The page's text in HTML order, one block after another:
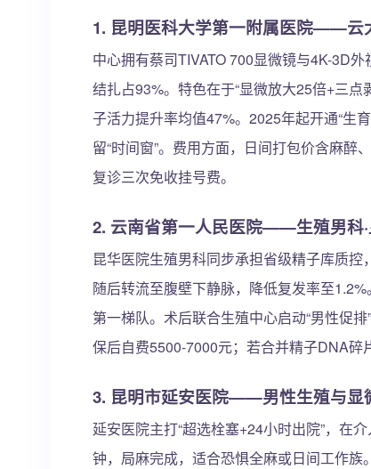
1. 昆明医科大学第一附属医院——云
中心拥有蔡司TIVATO 700显微镜与4K-3D
结扎占93%。特色在于“显微放大25倍+三
子活力提升率均值47%。2025年起开通“生
留“时间窗”。费用方面，日间打包价含麻醉
复诊三次免收挂号费。
2. 云南省第一人民医院——生殖男科
昆华医院生殖男科同步承担省级精子库质控
随后转流至腹壁下静脉，降低复发率至
第一梯队。术后联合生殖中心启动“男性促
保后自费5500-7000元；若合并精子DNA碎
3. 昆明市延安医院——男性生殖与显
延安医院主打“超选栓塞+24小时出院”，在
钟，局麻完成，适合恐惧全麻或日间工作